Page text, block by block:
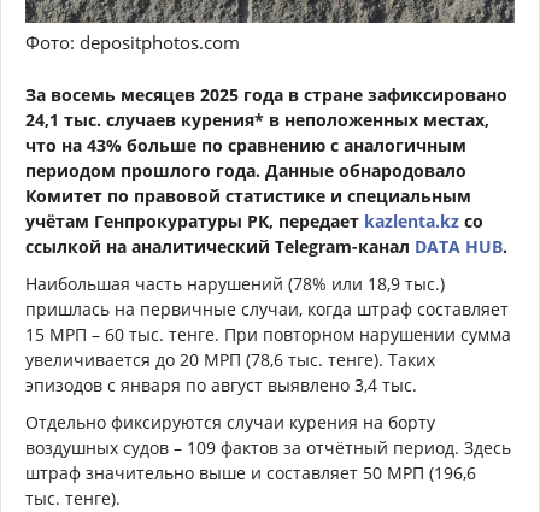
Фото: depositphotos.com
За восемь месяцев 2025 года в стране зафиксировано
24,1 тыс. случаев курения* в неположенных местах,
что на 43% больше по сравнению с аналогичным
периодом прошлого года. Данные обнародовало
Комитет по правовой статистике и специальным
учётам Генпрокуратуры РК, передает kazlenta.kz со
ссылкой на аналитический Telegram-канал DATA HUB.
Наибольшая часть нарушений (78% или 18,9 тыс.)
пришлась на первичные случаи, когда штраф составляет
15 МРП – 60 тыс. тенге. При повторном нарушении сумма
увеличивается до 20 МРП (78,6 тыс. тенге). Таких
эпизодов с января по август выявлено 3,4 тыс.
Отдельно фиксируются случаи курения на борту
воздушных судов – 109 фактов за отчётный период. Здесь
штраф значительно выше и составляет 50 МРП (196,6
тыс. тенге).